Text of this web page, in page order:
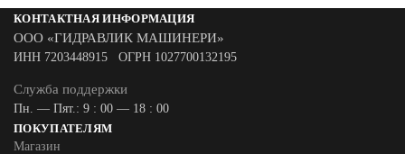
КОНТАКТНАЯ ИНФОРМАЦИЯ
ООО «ГИДРАВЛИК МАШИНЕРИ»
ИНН 7203448915 ОГРН 1027700132195
Служба поддержки
Пн. — Пят.: 9 : 00 — 18 : 00
ПОКУПАТЕЛЯМ
Магазин